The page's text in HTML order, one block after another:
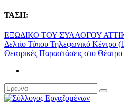
ΤΑΣΗ:
ΕΞΩΔΙΚΟ ΤΟΥ ΣΥΛΛΟΓΟΥ
Δελτίο Τύπου Τηλεφωνικό Κέντρο
Θεατρικές Παραστάσεις στο